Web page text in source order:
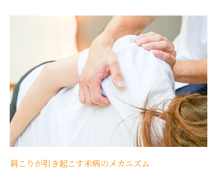
肩こりの早期改善がもたらすメリット
毎日の習慣で肩こりを予防する
肩こり解消に効果的なエクササイズ
定期的な休息とストレッチの重要性
健康的な食生活が肩こりに与える影響
せんげん台駅の専門家が教える改善法
肩こり改善に効果的な生活習慣を見直そう
肩こり予防のための姿勢改善法
運動習慣で肩こりを撃退
肩こりが引き起こす未病のメカニズム